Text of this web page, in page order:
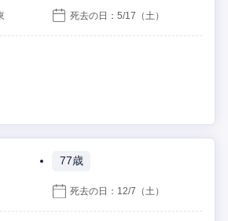
死去の日：5/17 （土）
77歳
死去の日： 12/7 （土）